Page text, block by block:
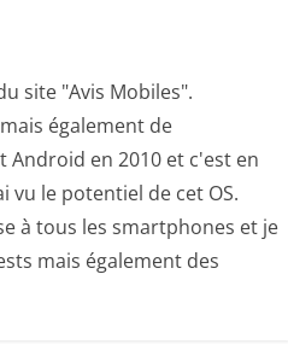
site "Avis Mobiles".
également de
Android en 2010 et c'est en
le potentiel de cet OS.
à tous les smartphones et je
mais également des